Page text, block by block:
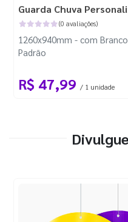
Guarda Chuva
(0 avaliações)
1260x940mm - com
Padrão
R$ 47,99 / 1 unidade